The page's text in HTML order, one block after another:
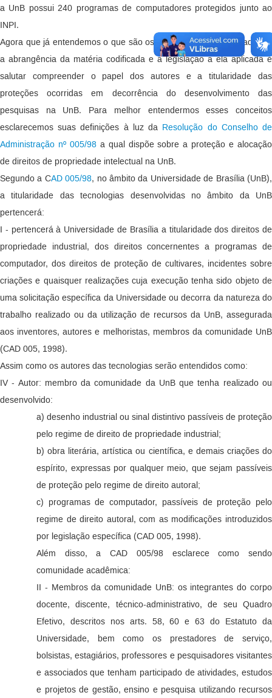
a UnB possui 240 programas de computadores protegidos junto ao
INPI.
Agora que já entendemos o que são os programas de computadores,
a abrangência da matéria codificada e a legislação a ela aplicada é
salutar compreender o papel dos autores e a titularidade das
proteções ocorridas em decorrência do desenvolvimento das
pesquisas na UnB. Para melhor entendermos esses conceitos
esclarecemos suas definições à luz da Resolução do Conselho de
Administração nº 005/98 a qual dispõe sobre a proteção e alocação
de direitos de propriedade intelectual na UnB.
Segundo a CAD 005/98, no âmbito da Universidade de Brasília (UnB),
a titularidade das tecnologias desenvolvidas no âmbito da UnB
pertencerá:
I - pertencerá à Universidade de Brasília a titularidade dos direitos de
propriedade industrial, dos direitos concernentes a programas de
computador, dos direitos de proteção de cultivares, incidentes sobre
criações e quaisquer realizações cuja execução tenha sido objeto de
uma solicitação especí­fica da Universidade ou decorra da natureza do
trabalho realizado ou da utilização de recursos da UnB, assegurada
aos inventores, autores e melhoristas, membros da comunidade UnB
(CAD 005, 1998).
Assim como os autores das tecnologias serão entendidos como:
IV - Autor: membro da comunidade da UnB que tenha realizado ou
desenvolvido:
a) desenho industrial ou sinal distintivo passíveis de proteção
pelo regime de direito de propriedade industrial;
b) obra literária, artística ou científica, e demais criações do
espírito, expressas por qualquer meio, que sejam passíveis
de proteção pelo regime de direito autoral;
c) programas de computador, passíveis de proteção pelo
regime de direito autoral, com as modifi­cações introduzidos
por legislação específica (CAD 005, 1998).
Além disso, a CAD 005/98 esclarece como sendo
comunidade acadêmica:
II - Membros da comunidade UnB: os integrantes do corpo
docente, discente, técnico-administrativo, de seu Quadro
Efetivo, descritos nos arts. 58, 60 e 63 do Estatuto da
Universidade, bem como os prestadores de serviço,
bolsistas, estagiários, professores e pesquisadores visitantes
e associados que tenham participado de atividades, estudos
e projetos de gestão, ensino e pesquisa utilizando recursos